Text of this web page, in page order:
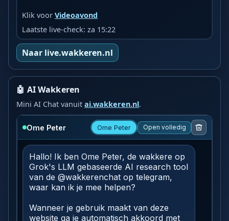
Klik voorVideoavond
Laatste live-check: za 15:22
Naar live.wakkeren.nl
🤖 AI Wakkeren
Mini AI Chat vanuitai.wakkeren.nl.